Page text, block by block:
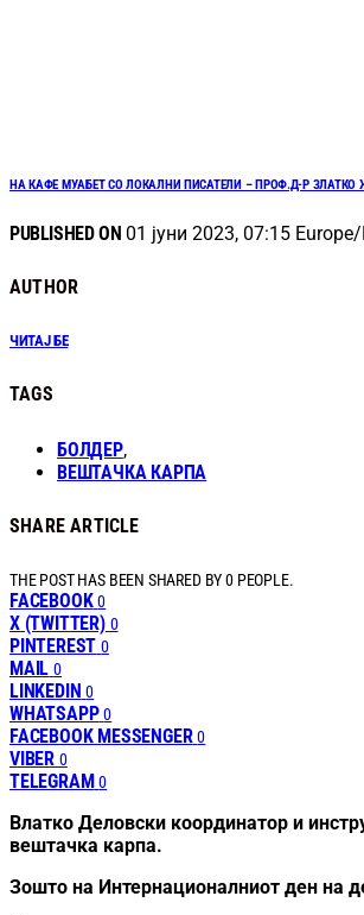
НА КАФЕ МУАБЕТ СО ЛОКАЛНИ ПИСАТЕЛИ – ПРОФ.Д-Р ЗЛАТКО
PUBLISHED ON 01 јуни 2023, 07:15
AUTHOR
ЧИТАЈ БЕ
TAGS
БОЛДЕР,
ВЕШТАЧКА КАРПА
SHARE ARTICLE
THE POST HAS BEEN SHARED BY0 PEOPLE.
FACEBOOK 0
X (TWITTER) 0
PINTEREST 0
MAIL 0
LINKEDIN 0
WHATSAPP 0
FACEBOOK MESSENGER 0
VIBER 0
TELEGRAM 0
Влатко Деловски координатор и
вештачка карпа.
Зошто на Интернационалниот ден на